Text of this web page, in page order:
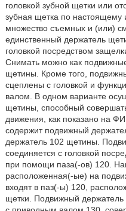
головкой зубной щетки или
зубная щетка по настоящему
множество съемных и (или)
единственный держатель
головкой посредством
Снимать можно как
щетины. Кроме того,
сцеплены с головкой и
валом. В одном варианте
щетины, способный
движения, как показано на
содержит подвижный
держатель 102 щетины.
соединяется с головкой
при помощи паза(-ов) 120.
расположенная(-ые) на
входят в паз(-ы) 120,
щетки. Подвижный